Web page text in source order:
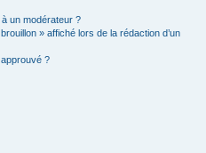
un modérateur ?
» affiché lors de la rédaction d’un
?